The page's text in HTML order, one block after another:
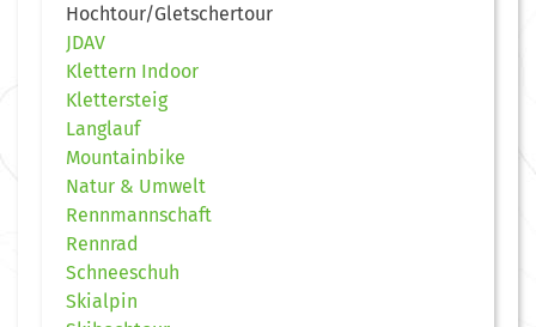
Hochtour/Gletschertour
JDAV
Klettern Indoor
Klettersteig
Langlauf
Mountainbike
Natur & Umwelt
Rennmannschaft
Rennrad
Schneeschuh
Skialpin